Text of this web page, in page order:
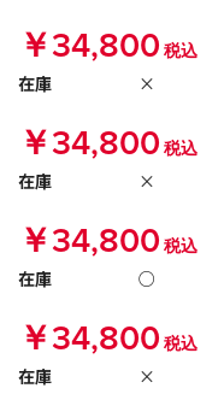
￥34,800税込
在庫
×
￥34,800税込
在庫
×
￥34,800税込
在庫
○
￥34,800税込
在庫
×